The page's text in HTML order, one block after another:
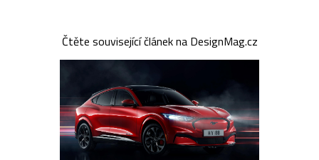
Čtěte související článek na DesignMag.cz